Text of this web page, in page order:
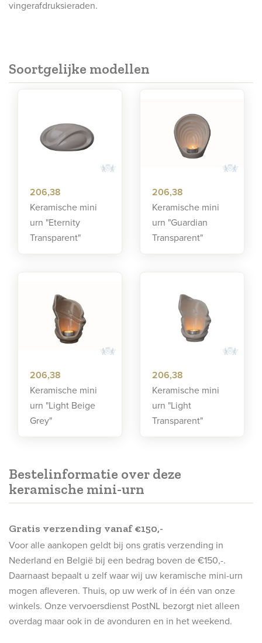
vingerafdruksieraden.
Soortgelijke modellen
206,38
Keramische mini
urn "Eternity
Transparent"
206,38
Keramische mini
urn "Guardian
Transparent"
206,38
Keramische mini
urn "Light Beige
Grey"
206,38
Keramische mini
urn "Light
Transparent"
Bestelinformatie over deze
keramische mini-urn
Gratis verzending vanaf €150,-
Voor alle aankopen geldt bij ons gratis verzending in
Nederland en België bij een bedrag boven de €150,-.
Daarnaast bepaalt u zelf waar wij uw keramische mini-urn
mogen afleveren. Thuis, op uw werk of in één van onze
winkels. Onze vervoersdienst PostNL bezorgt niet alleen
overdag maar ook in de avonduren en in het weekend.